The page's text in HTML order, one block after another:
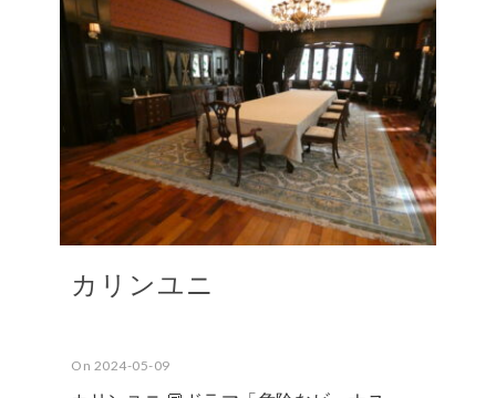
カリンユニ
On 2024-05-09